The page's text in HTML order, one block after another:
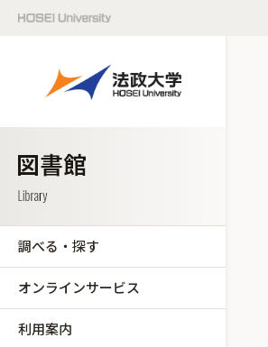
調べる・探す
オンラインサービス
利用案内